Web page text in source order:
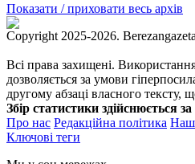
Показати / приховати весь архів
Copyright 2025-2026.
Всі права захищені.
дозволяється за умови
другому абзаці власного тексту,
Збір статистики здійснюється
Про нас Редакційна політика
Ключові теги